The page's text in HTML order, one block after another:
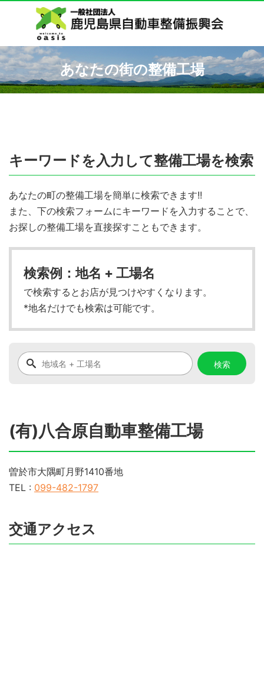
あなたの街の整備工場
キーワードを入力して整備工場を検索
あなたの町の整備工場を簡単に検索できます!!
また、下の検索フォームにキーワードを入力することで、
お探しの整備工場を直接探すこともできます。
検索例：地名 + 工場名
で検索するとお店が見つけやすくなります。
*地名だけでも検索は可能です。
(有)八合原自動車整備工場
曽於市大隅町月野1410番地
TEL : 099-482-1797
交通アクセス